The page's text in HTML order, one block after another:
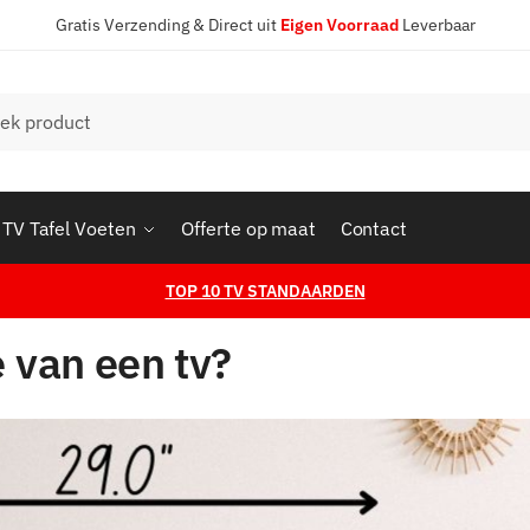
Gratis Verzending & Direct uit Eigen VoorraadLeverbaar
TV Tafel Voeten Offerte op maat Contact
TOP 10 TV STANDAARDEN
een tv?